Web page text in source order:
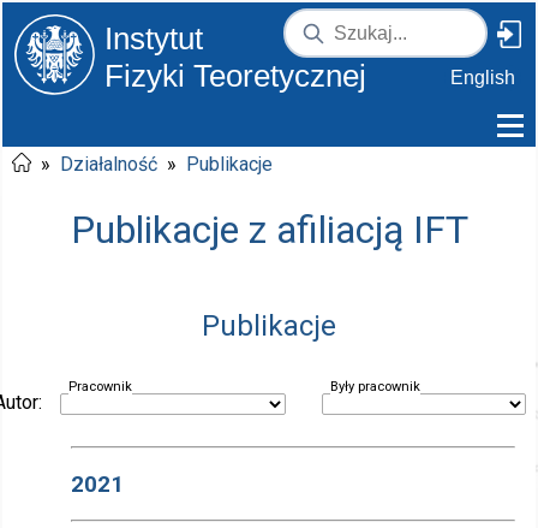
Instytut
Fizyki Teoretycznej
English
» Działalność » Publikacje
Publikacje z afiliacją IFT
Publikacje
Pracownik Były pracownik
2021